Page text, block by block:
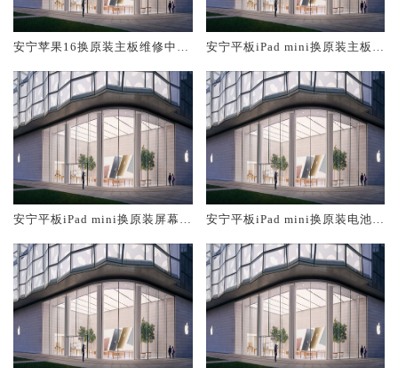
安宁苹果16换原装主板维修中心
安宁平板iPad mini换原装主板维
安宁平板iPad mini换原装屏幕服
安宁平板iPad mini换原装电池维